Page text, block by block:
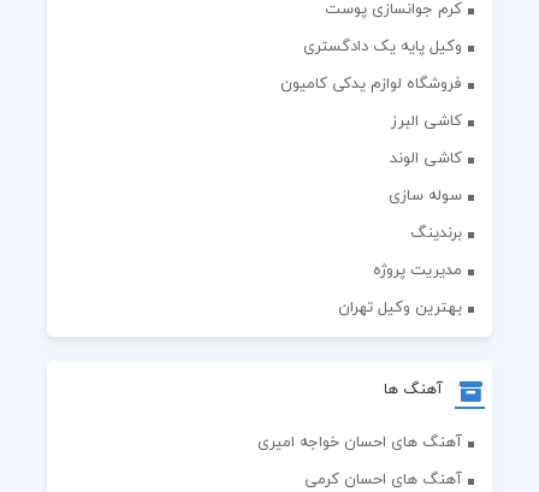
کرم جوانسازی پوست
وکیل پایه یک دادگستری
فروشگاه لوازم یدکی کامیون
کاشی البرز
کاشی الوند
سوله سازی
برندینگ
مدیریت پروژه
بهترین وکیل تهران
آهنگ ها
آهنگ های احسان خواجه امیری
آهنگ های احسان کرمی